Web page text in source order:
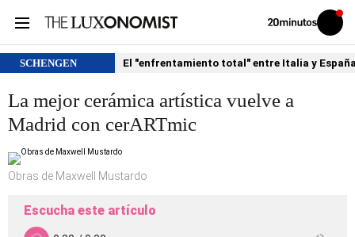
Volver
Iniciar
sesión
SCHENGEN El "enfrentamiento total" entre Italia y
La mejor cerámica artística vuelve a
Madrid con cerARTmic
Obras de Maxwell Mustardo
Escucha este artículo